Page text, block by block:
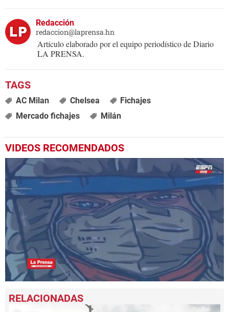
Redacción
redaccion@laprensa.hn
Artículo elaborado por el equipo periodístico de Diario
LA PRENSA.
AC Milan Chelsea
Fichajes
Mercado fichajes
Milán
VIDEOS RECOMENDADOS
seconds
of